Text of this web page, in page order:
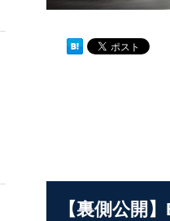
【裏側公開